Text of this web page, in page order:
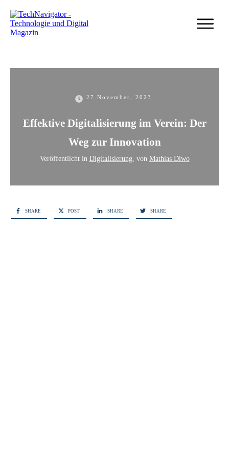
27 November, 2023
Effektive Digitalisierung im Verein: Der
Weg zur Innovation
Veröffentlicht in Digitalisierung , von Mathias Diwo
SHARE POST SHARE SHARE